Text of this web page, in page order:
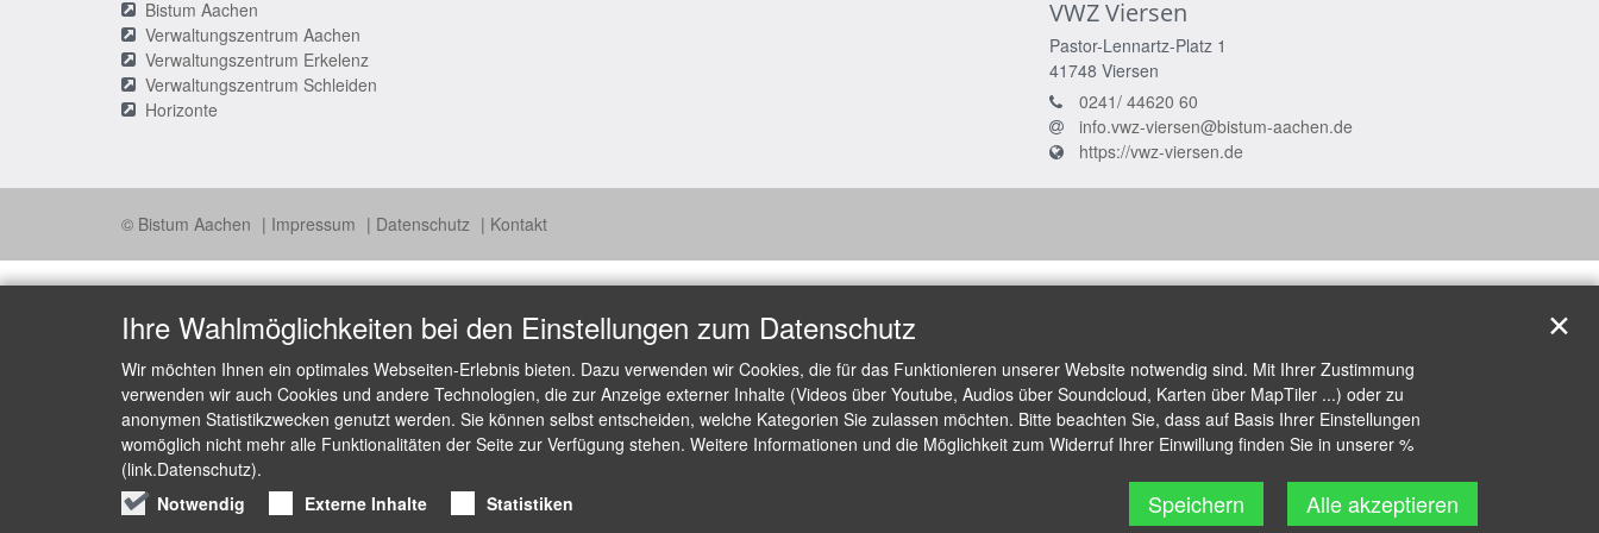
Bistum Aachen
Verwaltungszentrum Aachen
Verwaltungszentrum Erkelenz
Verwaltungszentrum Schleiden
Horizonte
VWZ Viersen
Pastor-Lennartz-Platz 1
41748 Viersen
0241/ 44620 60
info.vwz-viersen@bistum-aachen.de
https://vwz-viersen.de
© Bistum Aachen Impressum Datenschutz Kontakt
Ihre Wahlmöglichkeiten bei den Einstellungen zum Datenschutz
Wir möchten Ihnen ein optimales Webseiten-Erlebnis bieten. Dazu verwenden wir Cookies, die für das Funktionieren unserer Website notwendig sind. Mit Ihrer Zustimmung
verwenden wir auch Cookies und andere Technologien, die zur Anzeige externer Inhalte (Videos über Youtube, Audios über Soundcloud, Karten über MapTiler ...) oder zu
anonymen Statistikzwecken genutzt werden. Sie können selbst entscheiden, welche Kategorien Sie zulassen möchten. Bitte beachten Sie, dass auf Basis Ihrer Einstellungen
womöglich nicht mehr alle Funktionalitäten der Seite zur Verfügung stehen. Weitere Informationen und die Möglichkeit zum Widerruf Ihrer Einwillung finden Sie in unserer %
(link.Datenschutz).
Notwendig
Externe Inhalte Statistiken Speichern Alle akzeptieren
✕